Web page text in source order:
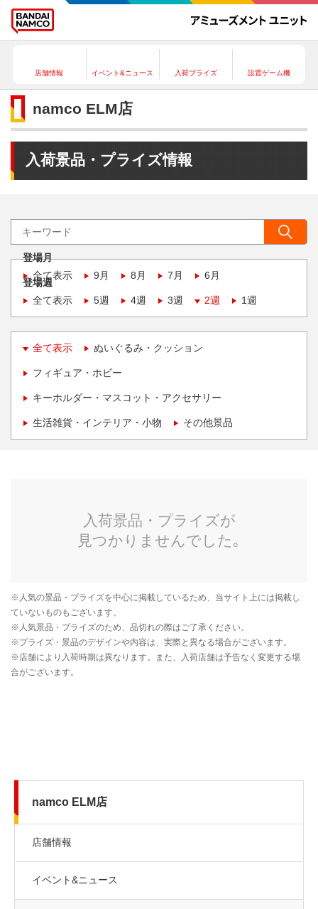
店舗情報 イベント&ニュース 入荷プライズ 設置ゲーム機
namco ELM店
入荷景品・プライズ情報
登場月
全て表示
9月 8月 7月 6月
登場週
全て表示
5週 4週 3週 2週 1週
全て表示 ぬいぐるみ・クッション
フィギュア・ホビー
キーホルダー・マスコット・アクセサリー
生活雑貨・インテリア・小物 その他景品
namco ELM店
店舗情報
イベント&ニュース